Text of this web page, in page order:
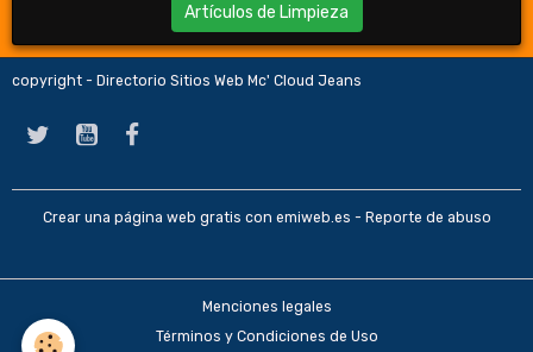
Artículos de Limpieza
copyright - Directorio Sitios Web Mc' Cloud Jeans
Crear una página web gratis con emiweb.es - Reporte de abuso
Menciones legales
Términos y Condiciones de Uso